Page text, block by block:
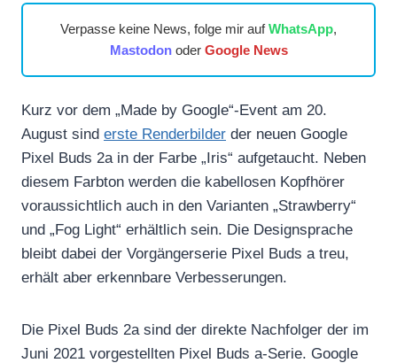
Verpasse keine News, folge mir aufWhatsApp,
Mastodonoder Google News
Kurz vor dem „Made by Google“-Event am 20.
August sind erste Renderbilder der neuen Google
Pixel Buds 2a in der Farbe „Iris“ aufgetaucht. Neben
diesem Farbton werden die kabellosen Kopfhörer
voraussichtlich auch in den Varianten „Strawberry“
und „Fog Light“ erhältlich sein. Die Designsprache
bleibt dabei der Vorgängerserie Pixel Buds a treu,
erhält aber erkennbare Verbesserungen.
Die Pixel Buds 2a sind der direkte Nachfolger der im
Juni 2021 vorgestellten Pixel Buds a-Serie. Google